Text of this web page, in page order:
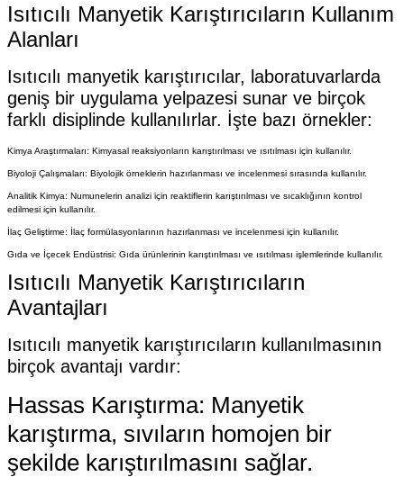
Isıtıcılı Manyetik Karıştırıcıların Kullanım
Alanları
Isıtıcılı manyetik karıştırıcılar, laboratuvarlarda
geniş bir uygulama yelpazesi sunar ve birçok
farklı disiplinde kullanılırlar. İşte bazı örnekler:
Kimya Araştırmaları: Kimyasal reaksiyonların karıştırılması ve ısıtılması için kullanılır.
Biyoloji Çalışmaları: Biyolojik örneklerin hazırlanması ve incelenmesi sırasında kullanılır.
Analitik Kimya: Numunelerin analizi için reaktiflerin karıştırılması ve sıcaklığının kontrol
edilmesi için kullanılır.
İlaç Geliştirme: İlaç formülasyonlarının hazırlanması ve incelenmesi için kullanılır.
Gıda ve İçecek Endüstrisi: Gıda ürünlerinin karıştırılması ve ısıtılması işlemlerinde kullanılır.
Isıtıcılı Manyetik Karıştırıcıların
Avantajları
Isıtıcılı manyetik karıştırıcıların kullanılmasının
birçok avantajı vardır:
Hassas Karıştırma: Manyetik
karıştırma, sıvıların homojen bir
şekilde karıştırılmasını sağlar.